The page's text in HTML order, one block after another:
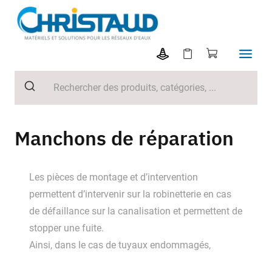
Manchons de réparation
Les pièces de montage et d’intervention
permettent d’intervenir sur la robinetterie en cas
de défaillance sur la canalisation et permettent de
stopper une fuite.
Ainsi, dans le cas de tuyaux endommagés,